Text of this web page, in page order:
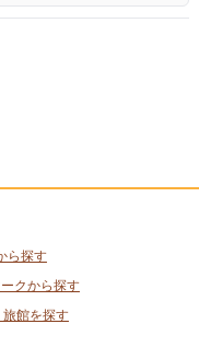
ら探す
クから探す
館を探す